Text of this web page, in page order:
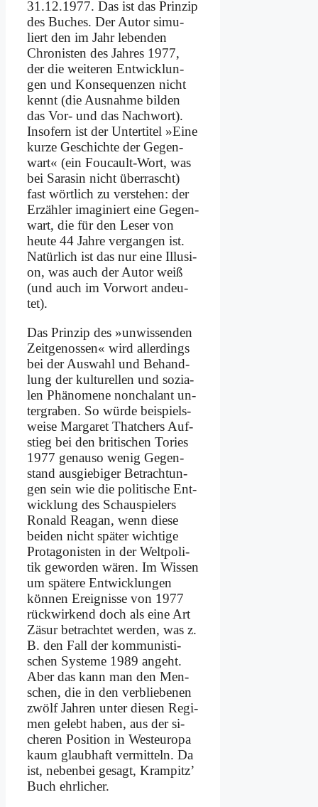
31.12.1977. Das ist das Prin­zip
des Bu­ches. Der Au­tor si­mu­
liert den im Jahr le­ben­den
Chro­ni­sten des Jah­res 1977,
der die wei­te­ren Ent­wick­lun­
gen und Kon­se­quen­zen nicht
kennt (die Aus­nah­me bil­den
das Vor- und das Nach­wort).
In­so­fern ist der Un­ter­ti­tel »Ei­ne
kur­ze Ge­schich­te der Ge­gen­
wart« (ein Fou­cault-Wort, was
bei Sa­ra­sin nicht über­rascht)
fast wört­lich zu ver­ste­hen: der
Er­zäh­ler ima­gi­niert ei­ne Ge­gen­
wart, die für den Le­ser von
heu­te 44 Jah­re ver­gan­gen ist.
Na­tür­lich ist das nur ei­ne Il­lu­si­
on, was auch der Au­tor weiß
(und auch im Vor­wort an­deu­
tet).
Das Prin­zip des »un­wis­sen­den
Zeit­ge­nos­sen« wird al­ler­dings
bei der Aus­wahl und Be­hand­
lung der kul­tu­rel­len und so­zia­
len Phä­no­me­ne non­cha­lant un­
ter­gra­ben. So wür­de bei­spiels­
wei­se Mar­ga­ret That­chers Auf­
stieg bei den bri­ti­schen To­ries
1977 ge­nau­so we­nig Ge­gen­
stand aus­gie­bi­ger Be­trach­tun­
gen sein wie die po­li­ti­sche Ent­
wick­lung des Schau­spie­lers
Ro­nald Rea­gan, wenn die­se
bei­den nicht spä­ter wich­ti­ge
Prot­ago­ni­sten in der Welt­po­li­
tik ge­wor­den wä­ren. Im Wis­sen
um spä­te­re Ent­wick­lun­gen
kön­nen Er­eig­nis­se von 1977
rück­wir­kend doch als ei­ne Art
Zä­sur be­trach­tet wer­den, was z.
B. den Fall der kom­mu­ni­sti­
schen Sy­ste­me 1989 an­geht.
Aber das kann man den Men­
schen, die in den ver­blie­be­nen
zwölf Jah­ren un­ter die­sen Re­gi­
men ge­lebt ha­ben, aus der si­
che­ren Po­si­ti­on in West­eu­ro­pa
kaum glaub­haft ver­mit­teln. Da
ist, ne­ben­bei ge­sagt, Kram­pitz’
Buch ehr­li­cher.